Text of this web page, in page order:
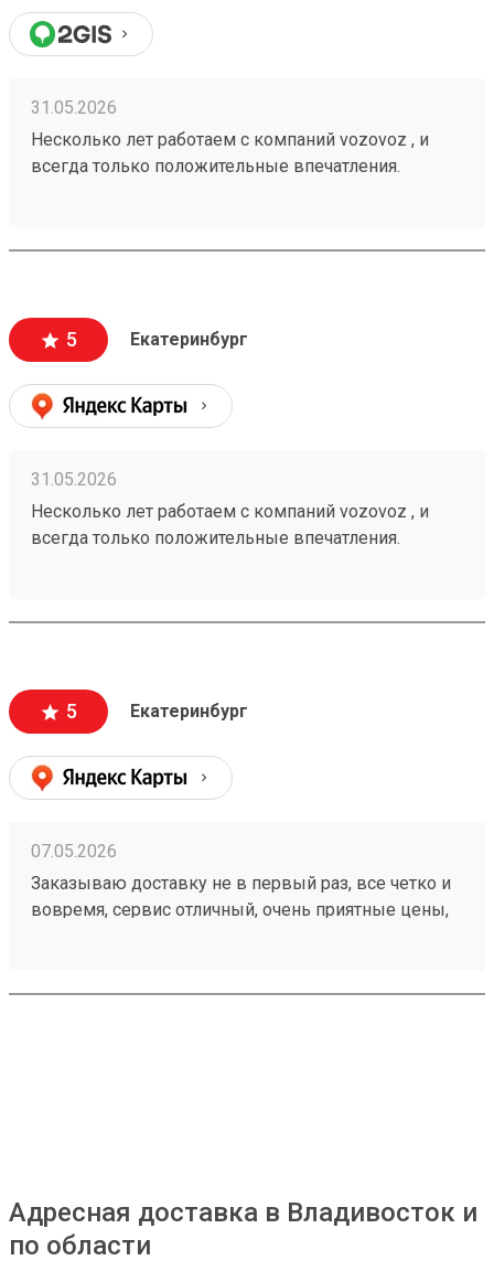
31.05.2026
Несколько лет работаем с компаний vozovoz , и
всегда только положительные впечатления.
можно посмотреть всю интересующую
сохранности , и сотрудники аккуратны при загрузке
, выгрузке 🙌🏻 Заказ 260502771
5 Екатеринбург
31.05.2026
Несколько лет работаем с компаний vozovoz , и
всегда только положительные впечатления.
можно посмотреть всю интересующую
сохранности , и сотрудники аккуратны при загрузке
, выгрузке 🙌🏻 Заказ 260502771
5 Екатеринбург
07.05.2026
Заказываю доставку не в первый раз, все четко и
вовремя, сервис отличный, очень приятные цены,
Адресная доставка в Владивосток и
по области